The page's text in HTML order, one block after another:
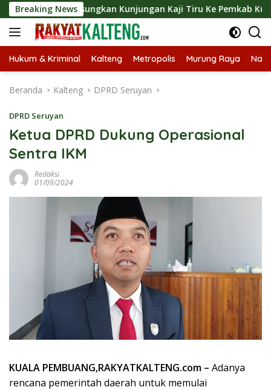
Langsung
ke
konten
Breaking NewsKunjungan Kaji Tiru Ke Pemkab Kulon Progo
Hukum & Kriminal Kalteng Metropolis Murung Raya
Beranda Kalteng DPRD Seruyan
DPRD Seruyan
Ketua DPRD Dukung Operasional
Sentra IKM
Redaksi
01/09/2024
KUALA PEMBUANG,RAKYATKALTENG.com – Adanya
rencana pemerintah daerah untuk memulai